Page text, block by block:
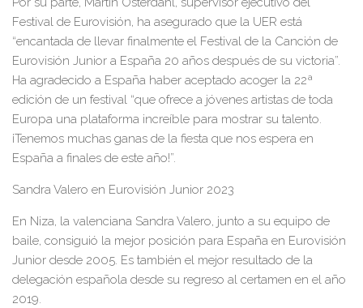
Festival de Eurovisión, ha asegurado que la UER está
“encantada de llevar finalmente el Festival de la Canción de
Eurovisión Junior a España 20 años después de su victoria”.
Ha agradecido a España haber aceptado acoger la 22ª
edición de un festival “que ofrece a jóvenes artistas de toda
Europa una plataforma increíble para mostrar su talento.
¡Tenemos muchas ganas de la fiesta que nos espera en
España a finales de este año!”.
Sandra Valero en Eurovisión Junior 2023
En Niza, la valenciana Sandra Valero, junto a su equipo de
baile, consiguió la mejor posición para España en Eurovisión
Junior desde 2005. Es también el mejor resultado de la
delegación española desde su regreso al certamen en el año
2019.